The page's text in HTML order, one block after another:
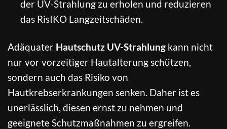
der UV-Strahlung zu erholen und reduzieren
das RisIKO Langzeitschäden.
Adäquater Hautschutz UV-Strahlung kann nicht
nur vor vorzeitiger Hautalterung schützen,
sondern auch das Risiko von
Hautkrebserkrankungen senken. Daher ist es
unerlässlich, diesen ernst zu nehmen und
geeignete Schutzmaßnahmen zu ergreifen.